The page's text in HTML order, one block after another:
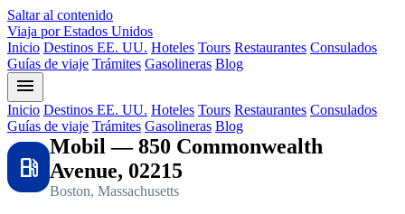
Saltar al contenido
Viaja por Estados Unidos
Inicio Destinos EE. UU. Hoteles Tours Restaurantes Consulados
Guías de viaje Trámites Gasolineras Blog
menu
Inicio Destinos EE. UU. Hoteles Tours Restaurantes Consulados
Guías de viaje Trámites Gasolineras Blog
local_gas_station
Mobil — 850 Commonwealth
Avenue, 02215
Boston, Massachusetts